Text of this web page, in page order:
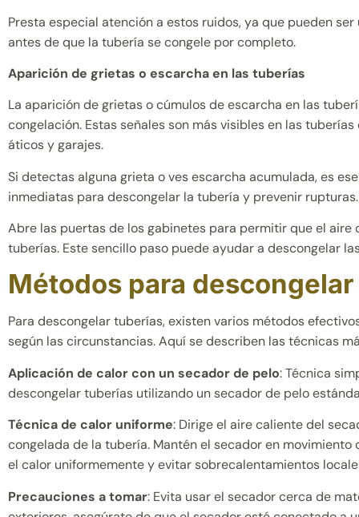
Presta especial atención a estos ruidos, ya que pueden
antes de que la tubería se congele por completo.
Aparición de grietas o escarcha en las tuberías
La aparición de grietas o cúmulos de escarcha en las
congelación. Estas señales son más visibles en las
áticos y garajes.
Si detectas alguna grieta o ves escarcha acumulada, es
inmediatas para descongelar la tubería y prevenir rupturas.
Abre las puertas de los gabinetes para permitir que el aire
tuberías. Este sencillo paso puede ayudar a descongelar
Métodos para
Para descongelar tuberías, existen varios métodos
según las circunstancias. Aquí se describen las técnicas
Aplicación de calor con un secador de pelo: Técnica
descongelar tuberías utilizando un secador de pelo
Técnica de calor uniforme: Dirige el aire caliente del
congelada de la tubería. Mantén el secador en
el calor uniformemente y evitar sobrecalentamientos
Precauciones a tomar: Evita usar el secador cerca de